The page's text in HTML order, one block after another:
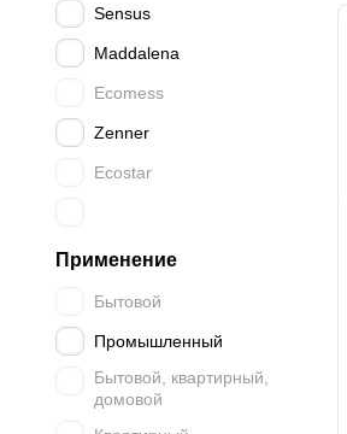
Sensus
Maddalena
Ecomess
Zenner
Ecostar
Применение
Бытовой
Промышленный
Бытовой, квартирный,
домовой